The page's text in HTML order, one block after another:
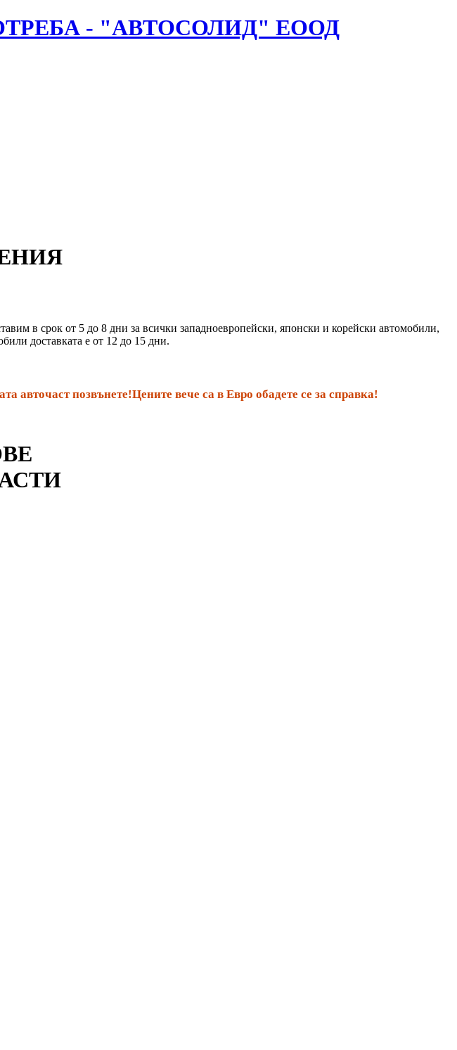
- "АВТОСОЛИД" ЕООД
в срок от 5 до 8 дни за всички западноевропейски, японски и корейски автомобили,
доставката е от 12 до 15 дни.
позвънете!Цените вече са в Евро обадете се за справка!